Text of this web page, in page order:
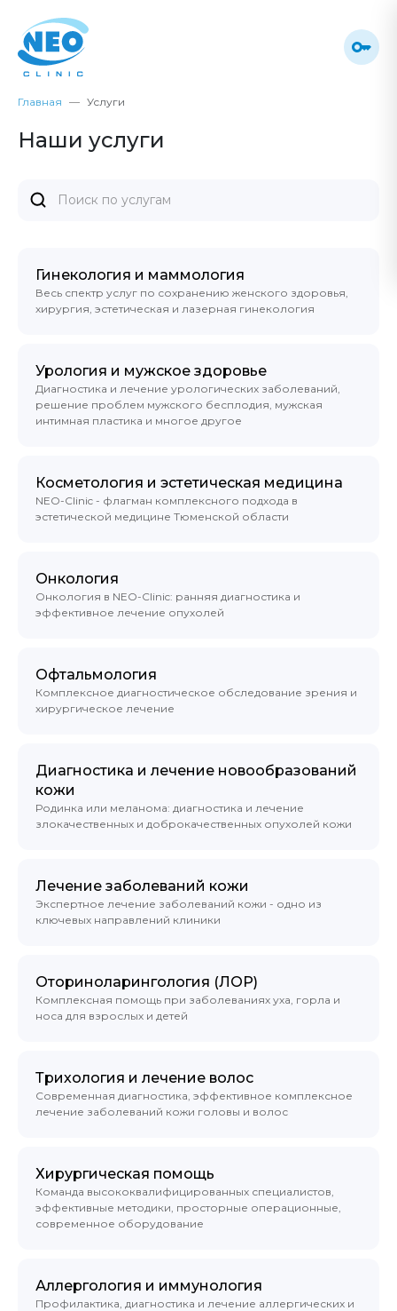
Главная Услуги
Наши услуги
Гинекология и маммология
Весь спектр услуг по сохранению женского здоровья,
хирургия, эстетическая и лазерная гинекология
Урология и мужское здоровье
Диагностика и лечение урологических заболеваний,
решение проблем мужского бесплодия, мужская
интимная пластика и многое другое
Косметология и эстетическая медицина
NEO-Clinic - флагман комплексного подхода в
эстетической медицине Тюменской области
Онкология
Онкология в NEO-Clinic: ранняя диагностика и
эффективное лечение опухолей
Офтальмология
Комплексное диагностическое обследование зрения и
хирургическое лечение
Диагностика и лечение новообразований
кожи
Родинка или меланома: диагностика и лечение
злокачественных и доброкачественных опухолей кожи
Лечение заболеваний кожи
Экспертное лечение заболеваний кожи - одно из
ключевых направлений клиники
Оториноларингология (ЛОР)
Комплексная помощь при заболеваниях уха, горла и
носа для взрослых и детей
Трихология и лечение волос
Современная диагностика, эффективное комплексное
лечение заболеваний кожи головы и волос
Хирургическая помощь
Команда высококвалифицированных специалистов,
эффективные методики, просторные операционные,
современное оборудование
Аллергология и иммунология
Профилактика, диагностика и лечение аллергических и